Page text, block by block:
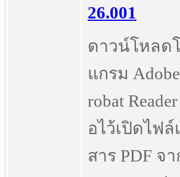
26.001
ดาวน์โหลด
แกรม
robat
อไว้เปิดไฟล์
สาร PDF จ